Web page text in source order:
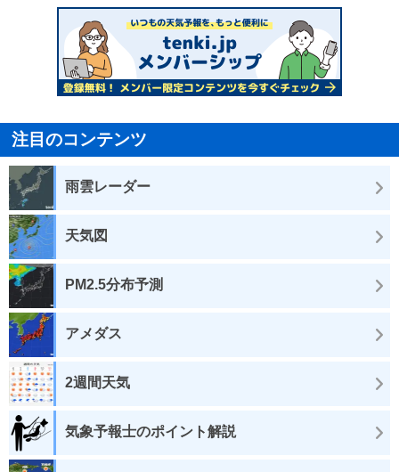
注目のコンテンツ
雨雲レーダー
天気図
PM2.5分布予測
アメダス
2週間天気
気象予報士のポイント解説